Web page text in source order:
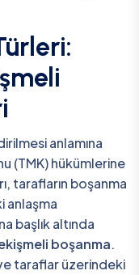
anlamına
(TMK) hükümlerine
tarafların boşanma
anlaşma
başlık altında
boşanma.
taraflar üzerindeki